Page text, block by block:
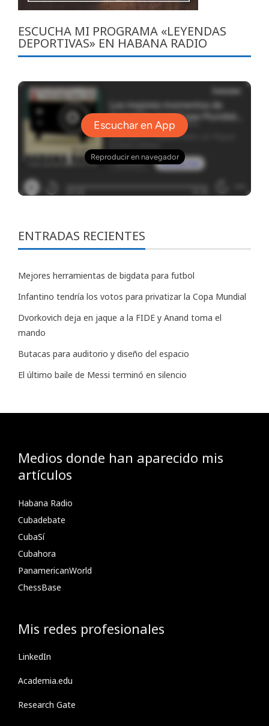
ESCUCHA MI PROGRAMA «LEYENDAS
DEPORTIVAS» EN HABANA RADIO
ENTRADAS RECIENTES
Mejores herramientas de bigdata para futbol
Infantino tendría los votos para privatizar la Copa Mundial
Dvorkovich deja en jaque a la FIDE y Anand toma el
mando
Butacas para auditorio y diseño del espacio
El último baile de Messi terminó en silencio
Medios donde han aparecido mis
artículos
Habana Radio
Cubadebate
CubaSí
Cubahora
PanamericanWorld
ChessBase
Mis redes profesionales
LinkedIn
Academia.edu
Research Gate